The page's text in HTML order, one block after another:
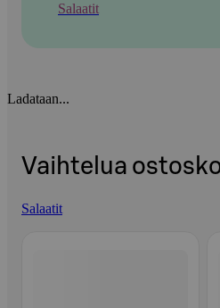
Salaatit
Ladataan...
Vaihtelua
Salaatit